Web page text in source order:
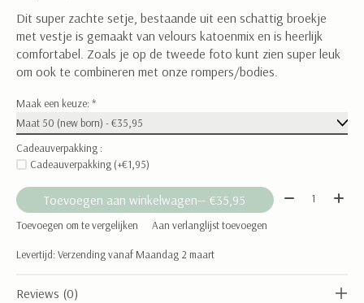
Dit super zachte setje, bestaande uit een schattig broekje
met vestje is gemaakt van velours katoenmix en is heerlijk
comfortabel. Zoals je op de tweede foto kunt zien super leuk
om ook te combineren met onze rompers/bodies.
Maak een keuze: *
Cadeauverpakking :
Cadeauverpakking (+€1,95)
Toevoegen aan winkelwagen — €35,95 Aantal:
Toevoegen om te vergelijken Aan verlanglijst toevoegen
Levertijd: Verzending vanaf Maandag 2 maart
Reviews (0)